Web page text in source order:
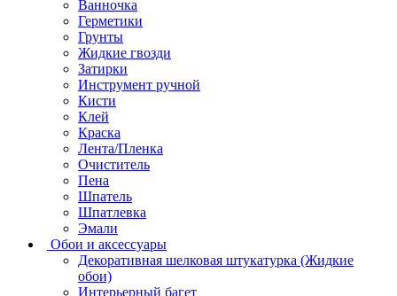
Ванночка
Герметики
Грунты
Жидкие гвозди
Затирки
Инструмент ручной
Кисти
Клей
Краска
Лента/Пленка
Очиститель
Пена
Шпатель
Шпатлевка
Эмали
Обои и аксессуары
Декоративная шелковая штукатурка (Жидкие
обои)
Интерьерный багет